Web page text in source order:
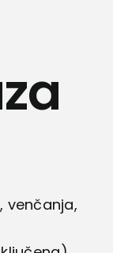
venčanja,